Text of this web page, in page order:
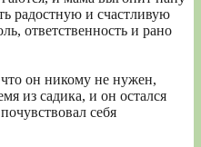
радостную и счастливую
ответственность и рано
он никому не нужен,
из садика, и он остался
себя